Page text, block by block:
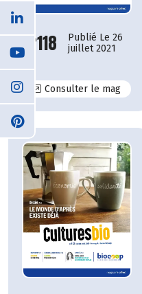
N°118
Publié Le 26
juillet 2021
Consulter le magN°118